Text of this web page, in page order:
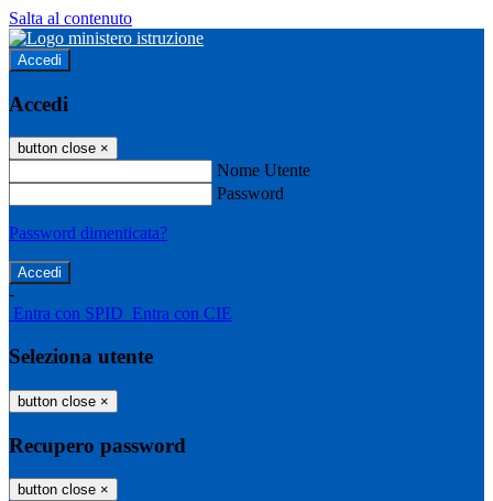
Salta al contenuto
Accedi
Accedi
button close ×
Nome Utente
Password
Password dimenticata?
-
Entra con SPID Entra con CIE
Seleziona utente
button close ×
Recupero password
button close ×